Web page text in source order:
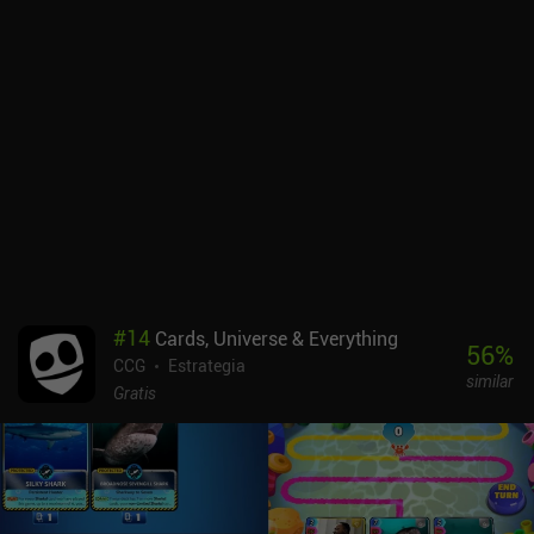
#14 Cards, Universe & Everything
CCG
Estrategia
Gratis
56%
similar